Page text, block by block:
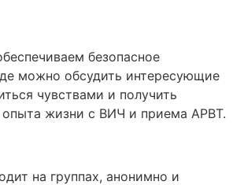
безопасное
можно обсудить интересующие
чувствами и получить
опыта жизни с ВИЧ и приема АРВТ.
на группах, анонимно и